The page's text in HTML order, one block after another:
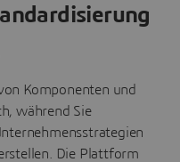
Komponenten und
während Sie
Die Plattform